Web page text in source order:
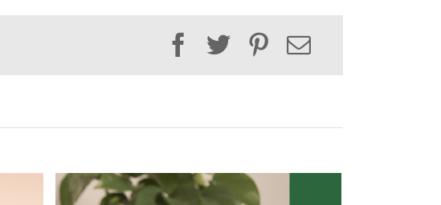
Facebook
TwitterPinterest
Email